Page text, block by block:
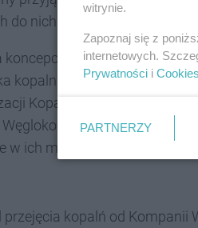
do nich kopalń, w tym KWK
koncepcja znów powraca. W
kopalnia została podzielona,
Kopalń w celu likwidacji,
Kraj. Oba zakłady
w ich modernizację. W tym
przejęcia kopalń od
witrynie.
Zapoznaj się z
internetowych.
Prywatności i Cookies
PARTNERZY